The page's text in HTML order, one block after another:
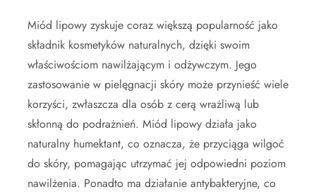
Miód lipowy zyskuje coraz większą popularność jako
składnik kosmetyków naturalnych, dzięki swoim
właściwościom nawilżającym i odżywczym. Jego
zastosowanie w pielęgnacji skóry może przynieść wiele
korzyści, zwłaszcza dla osób z cerą wrażliwą lub
skłonną do podrażnień. Miód lipowy działa jako
naturalny humektant, co oznacza, że przyciąga wilgoć
do skóry, pomagając utrzymać jej odpowiedni poziom
nawilżenia. Ponadto ma działanie antybakteryjne, co